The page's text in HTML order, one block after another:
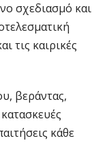
σχεδιασμό και
τις καιρικές
βεράντας,
κάθε